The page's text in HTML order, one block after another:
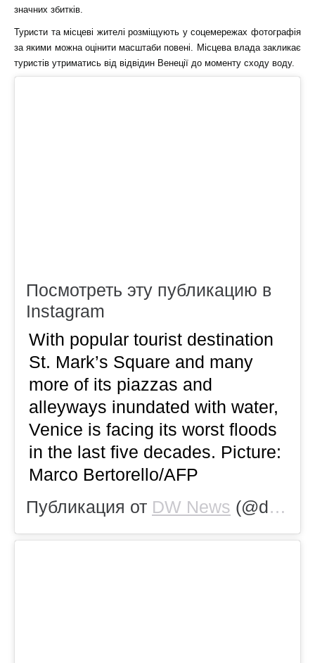
значних збитків.
Туристи та місцеві жителі розміщують у соцемережах фотографія
за якими можна оцінити масштаби повені. Місцева влада закликає
туристів утриматись від відвідин Венеції до моменту сходу воду.
Посмотреть эту публикацию в
Instagram
With popular tourist destination
St. Mark’s Square and many
more of its piazzas and
alleyways inundated with water,
Venice is facing its worst floods
in the last five decades. Picture:
Marco Bertorello/AFP
Публикация от DW News (@dwnews)